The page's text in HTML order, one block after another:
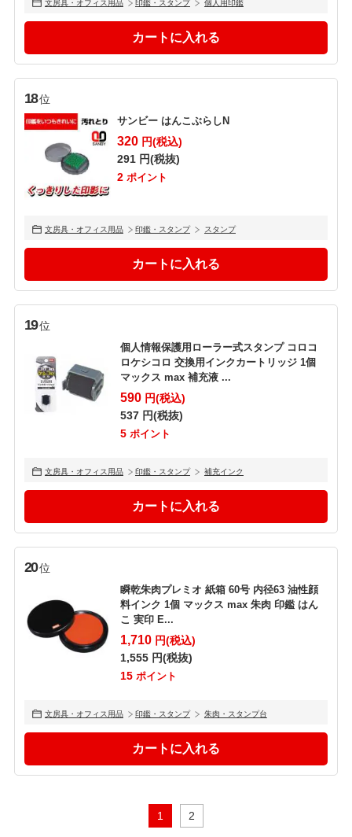
文房具・オフィス用品 印鑑・スタンプ 個人用印鑑
18位
サンビー はんこぶらしN
320 円(税込)
291 円(税抜)
2 ポイント
文房具・オフィス用品 印鑑・スタンプ スタンプ
19位
個人情報保護用ローラー式スタンプ コロコ
ロケシコロ 交換用インクカートリッジ 1個
マックス max 補充液 ...
590円(税込)
537円(税抜)
5 ポイント
文房具・オフィス用品 印鑑・スタンプ 補充インク
20位
瞬乾朱肉プレミオ 紙箱 60号 内径63 油性顔
料インク 1個 マックス max 朱肉 印鑑 はん
こ 実印 E...
1,710円(税込)
1,555円(税抜)
15 ポイント
文房具・オフィス用品 印鑑・スタンプ 朱肉・スタンプ台
1 2